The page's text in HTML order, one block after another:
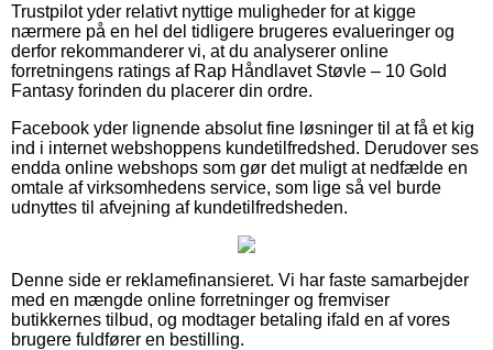
Trustpilot yder relativt nyttige muligheder for at kigge
nærmere på en hel del tidligere brugeres evalueringer og
derfor rekommanderer vi, at du analyserer online
forretningens ratings af Rap Håndlavet Støvle – 10 Gold
Fantasy forinden du placerer din ordre.
Facebook yder lignende absolut fine løsninger til at få et kig
ind i internet webshoppens kundetilfredshed. Derudover ses
endda online webshops som gør det muligt at nedfælde en
omtale af virksomhedens service, som lige så vel burde
udnyttes til afvejning af kundetilfredsheden.
Denne side er reklamefinansieret. Vi har faste samarbejder
med en mængde online forretninger og fremviser
butikkernes tilbud, og modtager betaling ifald en af vores
brugere fuldfører en bestilling.